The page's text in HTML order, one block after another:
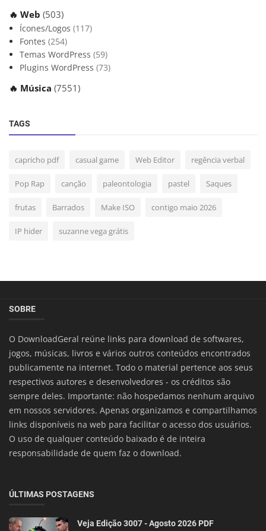
🔥 Web (503)
Ícones/Logos (117)
Fontes (254)
Temas WordPress (59)
Plugins WordPress (73)
🔥 Música (7551)
TAGS
capricho pdf casual game Web Editor regência verbal
Pop Rap canção paleontologia pastel Saques
frutas Barrados Make ISO contigo maio 2026
IP hider suzanne vega grátis
SOBRE
O DownloadGeral reúne links para download de softwares,
jogos, músicas, livros e vários outros conteúdos encontrados
publicamente na internet. Todo o material pertence aos seus
respectivos autores e desenvolvedores - os créditos são
sempre deles. Importante: não hospedamos nenhum arquivo
em nossos servidores. Apenas organizamos e compartilhamos
links disponíveis na web para facilitar o acesso dos usuários.
O uso de qualquer conteúdo baixado é de inteira
responsabilidade de quem faz o download.
ÚLTIMAS POSTAGENS
Veja Edição 3007 - Agosto 2026 PDF